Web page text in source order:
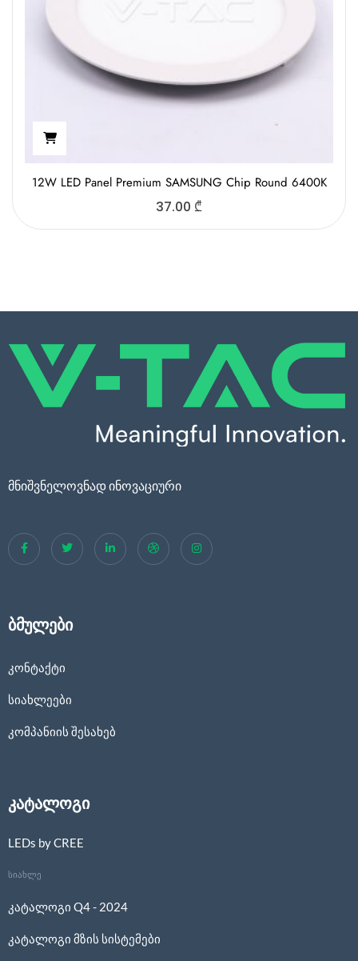
12W LED Panel Premium SAMSUNG Chip Round 6400K
37.00 ₾
მნიშვნელოვნად ინოვაციური
ბმულები
კონტაქტი
სიახლეები
კომპანიის შესახებ
კატალოგი
LEDs by CREE
სიახლე
კატალოგი Q4 - 2024
კატალოგი მზის სისტემები